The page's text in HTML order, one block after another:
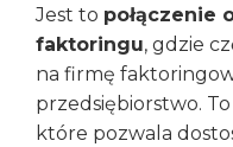
Jest to połączenie
faktoringu, gdzie
na firmę
przedsiębiorstwo.
które pozwala